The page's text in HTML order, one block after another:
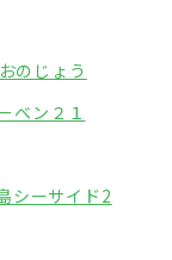
のじょう
ベン２１
シーサイド2